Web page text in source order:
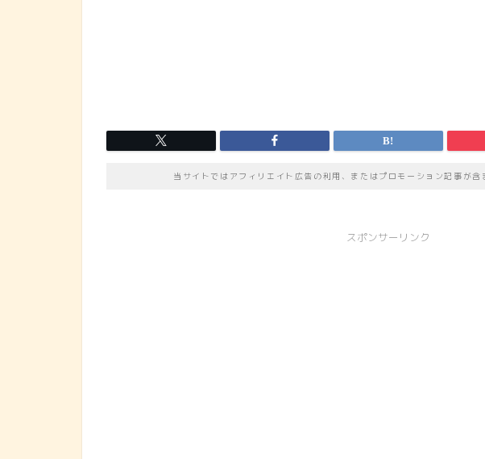
当サイトではアフィリエイト広告の利用、またはプロモーション記事が含
スポンサーリンク